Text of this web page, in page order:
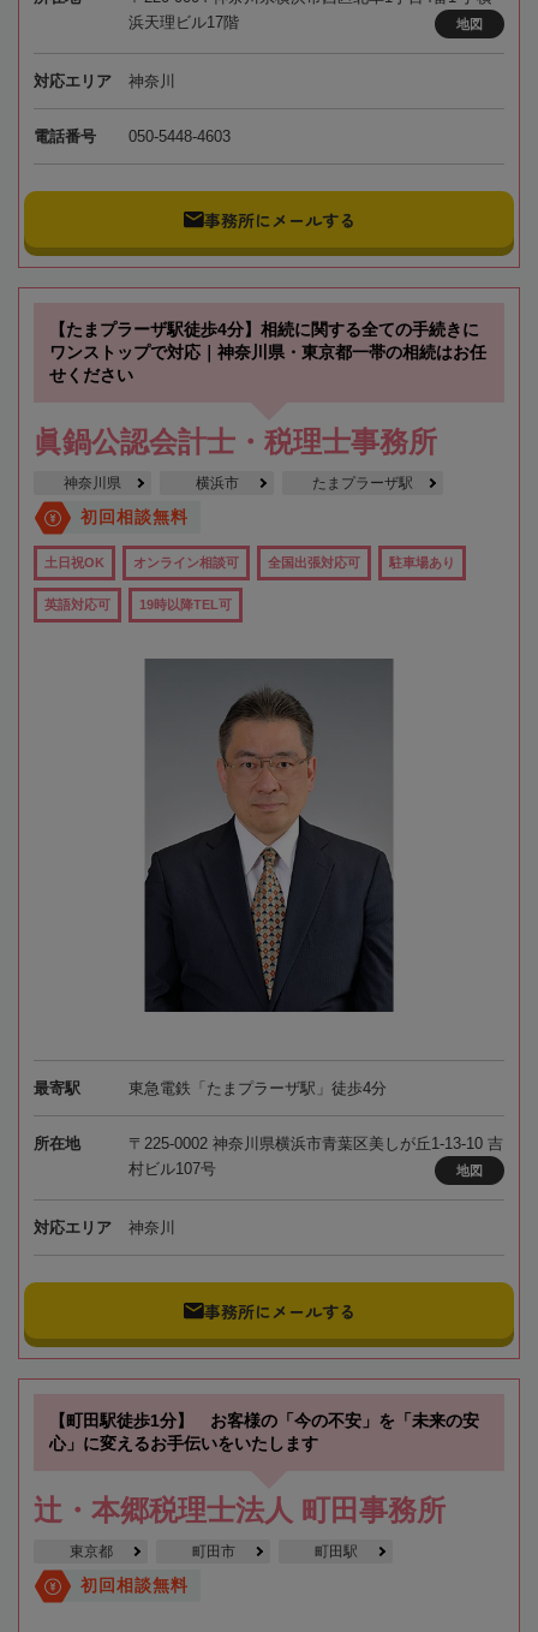
浜天理ビル17階
地図
対応エリア 神奈川
電話番号 050-5448-4603
事務所にメールする
【たまプラーザ駅徒歩4分】相続に関する全ての手続きに
ワンストップで対応｜神奈川県・東京都一帯の相続はお任
せください
眞鍋公認会計士・税理士事務所
神奈川県 横浜市 たまプラーザ駅
初回相談無料
土日祝OK オンライン相談可 全国出張対応可 駐車場あり
英語対応可 19時以降TEL可
最寄駅 東急電鉄「たまプラーザ駅」徒歩4分
所在地
〒225-0002 神奈川県横浜市青葉区美しが丘1-13-10 吉
村ビル107号
地図
対応エリア 神奈川
事務所にメールする
【町田駅徒歩1分】 お客様の「今の不安」を「未来の安
心」に変えるお手伝いをいたします
辻・本郷税理士法人 町田事務所
東京都 町田市 町田駅
初回相談無料